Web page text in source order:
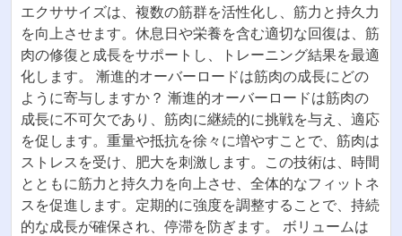
エクササイズは、複数の筋群を活性化し、筋力と持久力
を向上させます。休息日や栄養を含む適切な回復は、筋
肉の修復と成長をサポートし、トレーニング結果を最適
化します。 漸進的オーバーロードは筋肉の成長にどの
ように寄与しますか？ 漸進的オーバーロードは筋肉の
成長に不可欠であり、筋肉に継続的に挑戦を与え、適応
を促します。重量や抵抗を徐々に増やすことで、筋肉は
ストレスを受け、肥大を刺激します。この技術は、時間
とともに筋力と持久力を向上させ、全体的なフィットネ
スを促進します。定期的に強度を調整することで、持続
的な成長が確保され、停滞を防ぎます。 ボリュームは